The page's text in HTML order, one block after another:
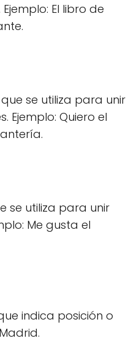
El libro de
se utiliza para unir
Ejemplo: Quiero el
se utiliza para unir
Me gusta el
indica posición o